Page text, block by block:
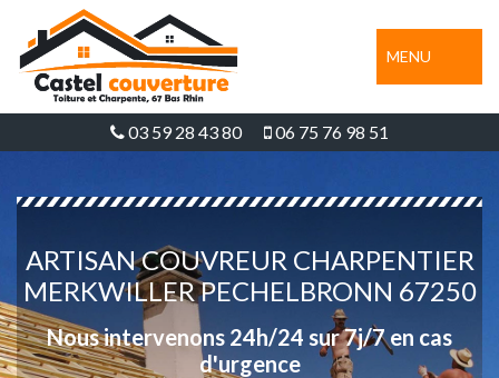
MENU
03 59 28 43 80 06 75 76 98 51
ARTISAN COUVREUR CHARPENTIER
MERKWILLER PECHELBRONN 67250
Nous intervenons 24h/24 sur 7j/7 en cas
d'urgence